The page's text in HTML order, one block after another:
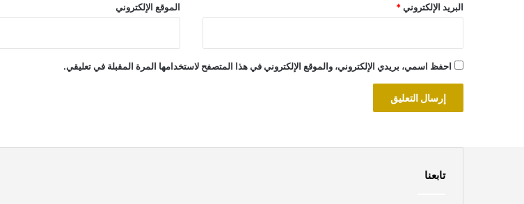
البريد الإلكتروني* الموقع الإلكتروني
احفظ اسمي، بريدي الإلكتروني، والموقع الإلكتروني في هذا المتصفح لاستخدامها المرة المقبلة في تعليقي.
تابعنا